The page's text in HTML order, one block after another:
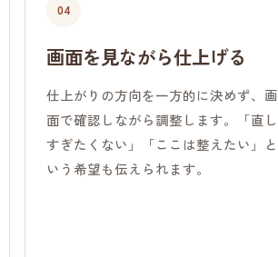
04
画面を見ながら仕上げる
仕上がりの方向を一方的に決めず、画
面で確認しながら調整します。「直し
すぎたくない」「ここは整えたい」と
いう希望も伝えられます。